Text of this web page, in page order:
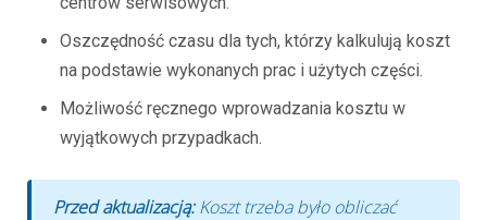
Oszczędność czasu dla tych, którzy kalkulują koszt
na podstawie wykonanych prac i użytych części.
Możliwość ręcznego wprowadzania kosztu w
wyjątkowych przypadkach.
Przed aktualizacją:Koszt trzeba było obliczać